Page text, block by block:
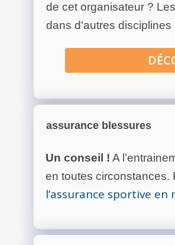
de cet organisateur ?
dans d'autres disciplines
assurance blessures
Un conseil ! A
en toutes circonstances.
l’assurance sportive